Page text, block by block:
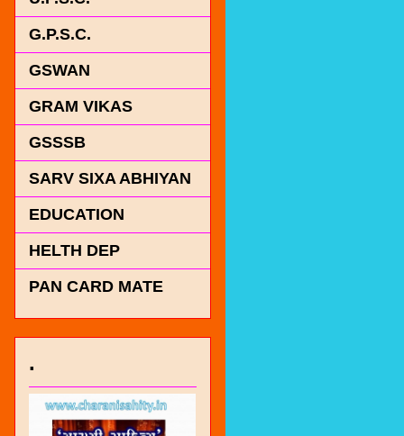
G.P.S.C.
GSWAN
GRAM VIKAS
GSSSB
SARV SIXA ABHIYAN
EDUCATION
HELTH DEP
PAN CARD MATE
.